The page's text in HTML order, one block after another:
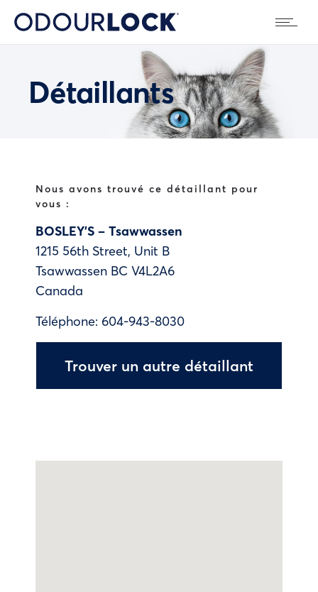
Détaillants
Nous avons trouvé ce détaillant pour
vous :
BOSLEY’S – Tsawwassen
1215 56th Street, Unit B
Tsawwassen BC V4L2A6
Canada
Téléphone: 604-943-8030
Trouver un autre détaillant